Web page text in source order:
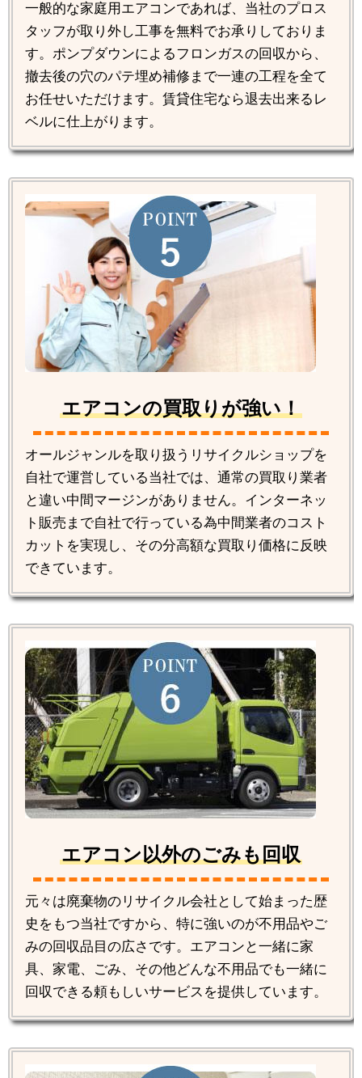
一般的な家庭用エアコンであれば、当社のプロス
タッフが取り外し工事を無料でお承りしておりま
す。ポンプダウンによるフロンガスの回収から、
撤去後の穴のパテ埋め補修まで一連の工程を全て
お任せいただけます。賃貸住宅なら退去出来るレ
ベルに仕上がります。
エアコンの買取りが強い！
オールジャンルを取り扱うリサイクルショップを
自社で運営している当社では、通常の買取り業者
と違い中間マージンがありません。インターネッ
ト販売まで自社で行っている為中間業者のコスト
カットを実現し、その分高額な買取り価格に反映
できています。
エアコン以外のごみも回収
元々は廃棄物のリサイクル会社として始まった歴
史をもつ当社ですから、特に強いのが不用品やご
みの回収品目の広さです。エアコンと一緒に家
具、家電、ごみ、その他どんな不用品でも一緒に
回収できる頼もしいサービスを提供しています。